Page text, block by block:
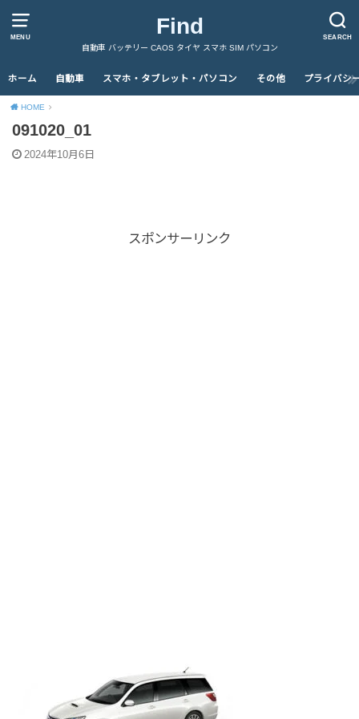
MENU SEARCH
Find
自動車 バッテリー CAOS タイヤ スマホ SIM パソコン
ホーム 自動車 スマホ・タブレット・パソコン その他 プライバシ
HOME
091020_01
2024年10月6日
スポンサーリンク